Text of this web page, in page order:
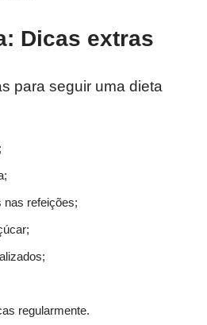
Dicas extras
para seguir uma dieta
nas refeições;
regularmente.